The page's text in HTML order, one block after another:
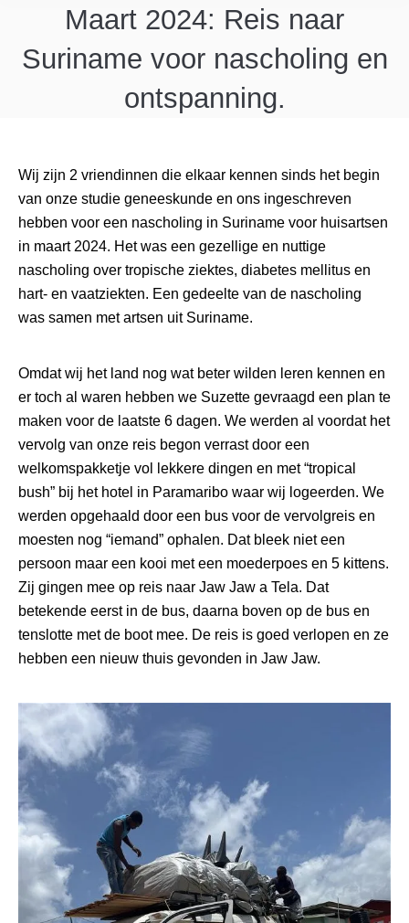
Maart 2024: Reis naar
Suriname voor nascholing en
ontspanning.
Wij zijn 2 vriendinnen die elkaar kennen sinds het begin
van onze studie geneeskunde en ons ingeschreven
hebben voor een nascholing in Suriname voor huisartsen
in maart 2024. Het was een gezellige en nuttige
nascholing over tropische ziektes, diabetes mellitus en
hart- en vaatziekten. Een gedeelte van de nascholing
was samen met artsen uit Suriname.
Omdat wij het land nog wat beter wilden leren kennen en
er toch al waren hebben we Suzette gevraagd een plan te
maken voor de laatste 6 dagen. We werden al voordat het
vervolg van onze reis begon verrast door een
welkomspakketje vol lekkere dingen en met “tropical
bush” bij het hotel in Paramaribo waar wij logeerden. We
werden opgehaald door een bus voor de vervolgreis en
moesten nog “iemand” ophalen. Dat bleek niet een
persoon maar een kooi met een moederpoes en 5 kittens.
Zij gingen mee op reis naar Jaw Jaw a Tela. Dat
betekende eerst in de bus, daarna boven op de bus en
tenslotte met de boot mee. De reis is goed verlopen en ze
hebben een nieuw thuis gevonden in Jaw Jaw.